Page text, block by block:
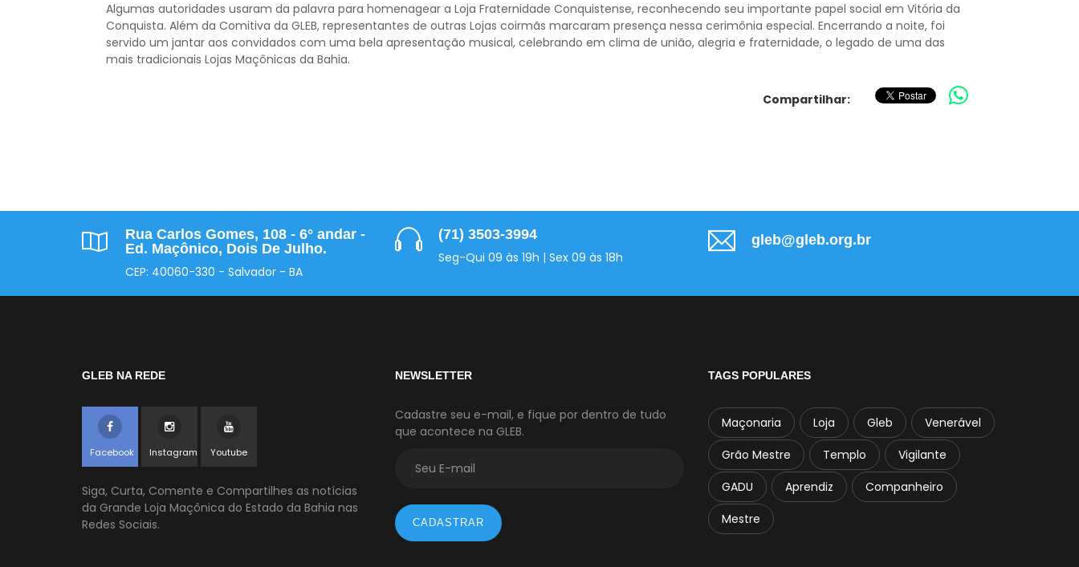
Algumas autoridades usaram da palavra para homenagear a Loja Fraternidade Conquistense, reconhecendo seu importante papel social em Vitória da
Conquista. Além da Comitiva da GLEB, representantes de outras Lojas coirmãs marcaram presença nessa cerimônia especial. Encerrando a noite, foi
servido um jantar aos convidados com uma bela apresentação musical, celebrando em clima de união, alegria e fraternidade, o legado de uma das
mais tradicionais Lojas Maçônicas da Bahia.
Compartilhar:
Rua Carlos Gomes, 108 - 6° andar -
Ed. Maçônico, Dois De Julho.
CEP: 40060-330 - Salvador - BA
(71) 3503-3994
Seg-Qui 09 às 19h | Sex 09 às 18h
gleb@gleb.org.br
GLEB NA REDE
Facebook Instagram Youtube
Siga, Curta, Comente e Compartilhes as notícias
da Grande Loja Maçônica do Estado da Bahia nas
Redes Sociais.
NEWSLETTER
Cadastre seu e-mail, e fique por dentro de tudo
que acontece na GLEB.
CADASTRAR
TAGS POPULARES
Maçonaria Loja Gleb
Venerável
Grão Mestre
Templo
Vigilante
GADU
Aprendiz
Companheiro
Mestre